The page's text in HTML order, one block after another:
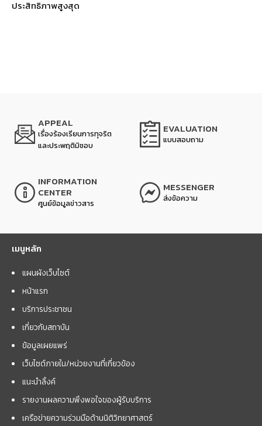
ประสิทธิภาพสูงสุด
APPEAL
เรื่องร้องเรียนการทุจริต
และประพฤติมิชอบ
EVALUATION
แบบสอบถาม
INFORMATION
CENTER
ศูนย์ข้อมูลข่าวสาร
MESSENGER
ส่งข้อความ
เมนูหลัก
แผนผังเว็บไซต์
หน้าแรก
บริการประชาชน
เกี่ยวกับสถาบัน
ข้อมูลเผยแพร่
เว็บไซต์ภายใน/หน่วยงานที่เกี่ยวข้อง
แนะนำลิ้งค์
รายงานผลความพึงพอใจของผู้รับบริการ
เครือข่ายความร่วมมือด้านนิติวิทยาศาสตร์